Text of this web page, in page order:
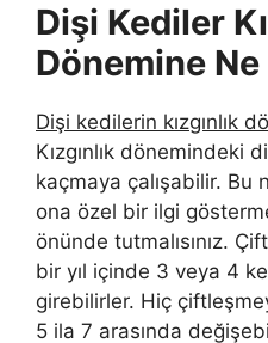
Dişi Kediler
Dönemine
Dişi kedilerin kızgınlık
Kızgınlık dönemindeki
kaçmaya çalışabilir. Bu
ona özel bir ilgi
önünde tutmalısınız.
bir yıl içinde 3 veya 4
girebilirler. Hiç
5 ila 7 arasında